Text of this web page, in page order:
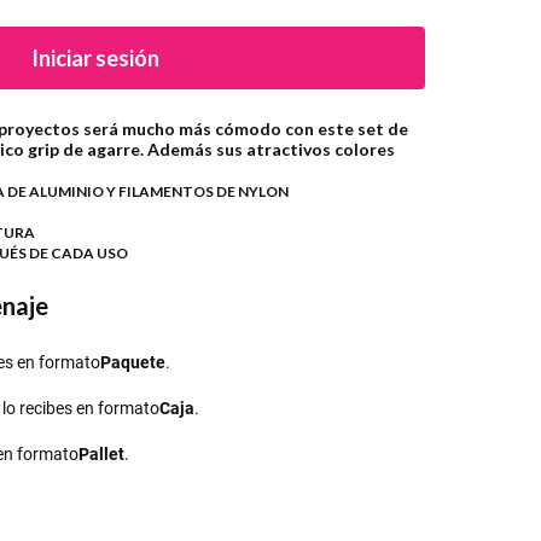
Iniciar sesión
será mucho más cómodo con este set de
grip de agarre. Además sus atractivos colores
ALUMINIO Y FILAMENTOS DE NYLON
DE CADA USO
en formatoPaquete.
lo recibes en formatoCaja.
formatoPallet.